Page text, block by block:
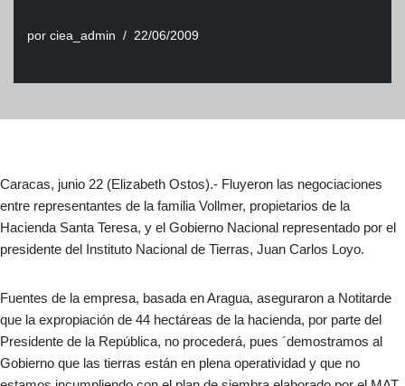
por ciea_admin 22/06/2009
Caracas, junio 22 (Elizabeth Ostos).- Fluyeron las negociaciones
entre representantes de la familia Vollmer, propietarios de la
Hacienda Santa Teresa, y el Gobierno Nacional representado por el
presidente del Instituto Nacional de Tierras, Juan Carlos Loyo.
Fuentes de la empresa, basada en Aragua, aseguraron a Notitarde
que la expropiación de 44 hectáreas de la hacienda, por parte del
Presidente de la República, no procederá, pues ´demostramos al
Gobierno que las tierras están en plena operatividad y que no